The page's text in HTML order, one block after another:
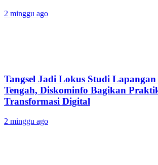
2 minggu ago
Tangsel Jadi Lokus Studi
Tengah, Diskominfo Bagikan
Transformasi Digital
2 minggu ago